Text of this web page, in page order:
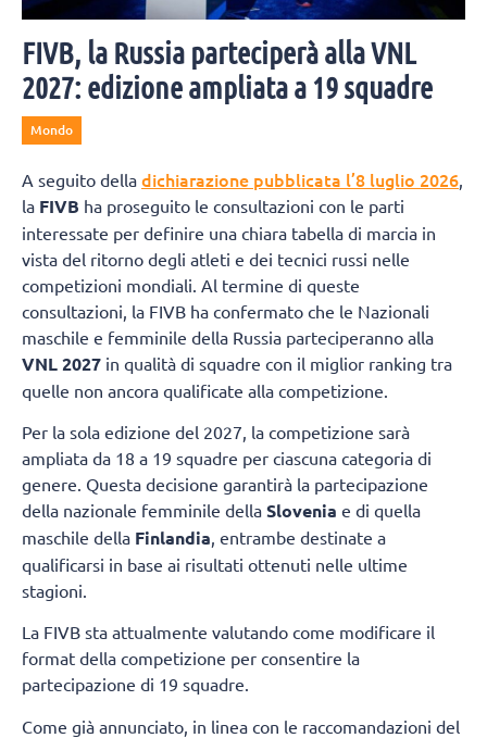
FIVB, la Russia parteciperà alla VNL
2027: edizione ampliata a 19 squadre
Mondo
A seguito della dichiarazione pubblicata l’8 luglio 2026
la FIVB ha proseguito le consultazioni con le parti
interessate per definire una chiara tabella di marcia in
vista del ritorno degli atleti e dei tecnici russi nelle
competizioni mondiali. Al termine di queste
consultazioni, la FIVB ha confermato che le Nazionali
maschile e femminile della Russia parteciperanno alla
VNL 2027 in qualità di squadre con il miglior ranking tra
quelle non ancora qualificate alla competizione.
Per la sola edizione del 2027, la competizione sarà
ampliata da 18 a 19 squadre per ciascuna categoria di
genere. Questa decisione garantirà la partecipazione
della nazionale femminile della Slovenia e di quella
maschile della Finlandia , entrambe destinate a
qualificarsi in base ai risultati ottenuti nelle ultime
stagioni.
La FIVB sta attualmente valutando come modificare il
format della competizione per consentire la
partecipazione di 19 squadre.
Come già annunciato, in linea con le raccomandazioni del